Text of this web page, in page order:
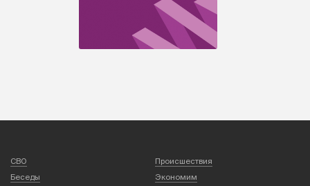
СВО
Происшествия
Беседы
Экономим